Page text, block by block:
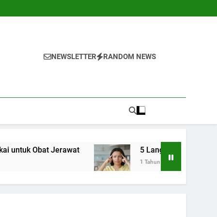
NEWSLETTER RANDOM NEWS
5 Langkah Awal untuk Mengenali
1 Tahun Ago